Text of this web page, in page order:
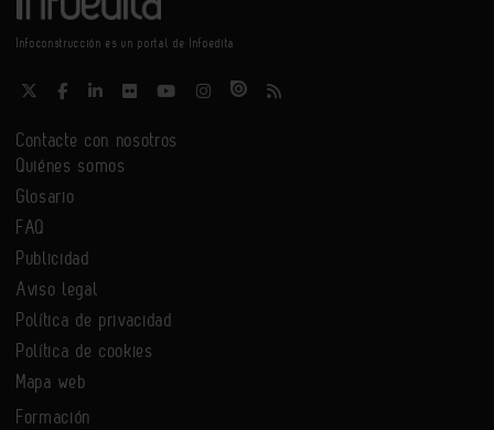
Infoconstrucción es un portal de Infoedita
Contacte con nosotros
Quiénes somos
Glosario
FAQ
Publicidad
Aviso legal
Política de privacidad
Política de cookies
Mapa web
Formación